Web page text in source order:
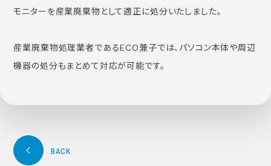
モニターを産業廃棄物として適正に処分いたしました。
産業廃棄物処理業者であるECO兼子では、パソコン本体や周辺
機器の処分もまとめて対応が可能です。
BACK